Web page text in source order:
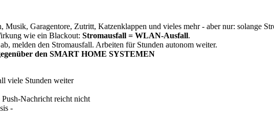
Musik, Garagentore, Zutritt, Katzenklappen und vieles mehr - aber nur: solange
wie ein Blackout: Stromausfall = WLAN-Ausfall.
melden den Stromausfall. Arbeiten für Stunden autonom weiter.
den SMART HOME SYSTEMEN
viele Stunden weiter
Push-Nachricht reicht nicht
-